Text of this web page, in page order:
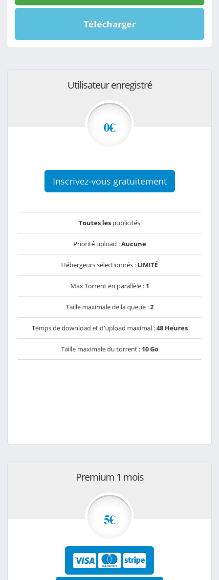
Télécharger
Utilisateur enregistré
0€
Inscrivez-vous gratuitement
Toutes les publicités
Priorité upload :Aucune
Hébergeurs sélectionnés : LIMITÉ
Max Torrent en parallèle : 1
Taille maximale de la queue :2
Temps de download et d'upload maximal :48 Heures
Taille maximale du torrent : 10 Go
Premium 1 mois
5€